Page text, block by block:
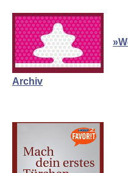
Archiv